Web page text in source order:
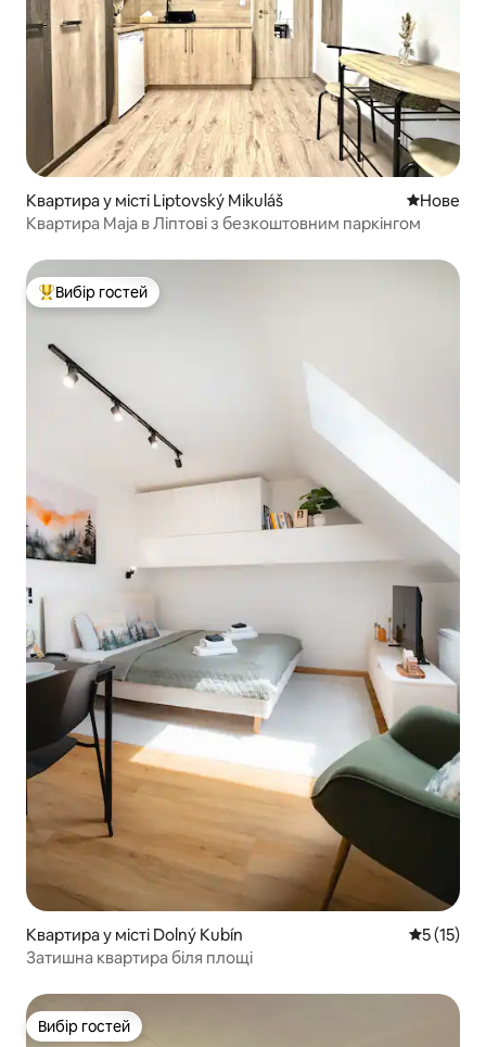
Квартира у місті Liptovský Mikuláš Нове
Нове
Квартира Maja в Ліптові з безкоштовним паркінгом
Топ вибір гостей
Вибір гостей
Квартира у місті Dolný Kubín Середня
5 (15)
Затишна квартира біля площі
Вибір гостей
Вибір гостей